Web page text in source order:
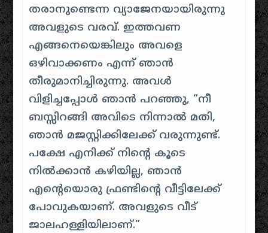
തരാനുണ്ടെന്ന വ്യാജേനയായിരുന്നു
അവളുടെ വരവ്. ഇത്തവണ
എങ്ങനെയെങ്കിലും അവളെ
ഒഴിവാക്കണം എന്ന് ഞാൻ
തീരുമാനിച്ചിരുന്നു. അവൾ
വിളിച്ചപ്പോൾ ഞാൻ പറഞ്ഞു, “നീ
ബസ്സിറങ്ങി അവിടെ നിന്നാൽ മതി,
ഞാൻ മജസ്റ്റിക്കിലേക്ക് വരുന്നുണ്ട്.
പക്ഷേ എനിക്ക് നിൻ്റെ കൂടെ
നിൽക്കാൻ കഴിയില്ല, ഞാൻ
എൻ്റെയൊരു ഫ്രണ്ടിൻ്റെ വീട്ടിലേക്ക്
പോവുകയാണ്. അവളുടെ വീട്
ജാലഹള്ളിയിലാണ്.”